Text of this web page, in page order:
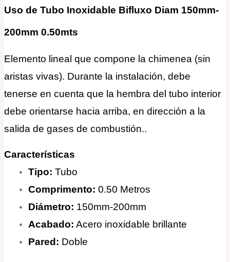
Uso de Tubo Inoxidable Bifluxo Diam 150mm-
200mm 0.50mts
Elemento lineal que compone la chimenea (sin
aristas vivas). Durante la instalación, debe
tenerse en cuenta que la hembra del tubo interior
debe orientarse hacia arriba, en dirección a la
salida de gases de combustión..
Características
Tipo: Tubo
Comprimento: 0.50 Metros
Diámetro: 150mm-200mm
Acabado: Acero inoxidable brillante
Pared: Doble